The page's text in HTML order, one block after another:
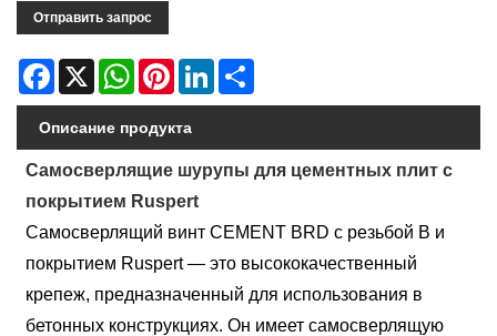
Отправить запрос
Facebook
X WhatsAppPinterestLinkedIn
Описание продукта
Самосверлящие шурупы для цементных плит с
покрытием Ruspert
Самосверлящий винт CEMENT BRD с резьбой B и
покрытием Ruspert — это высококачественный
крепеж, предназначенный для использования в
бетонных конструкциях. Он имеет самосверлящую